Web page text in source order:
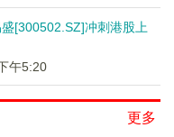
盛[300502.SZ]冲刺港股上
午5:20
更多